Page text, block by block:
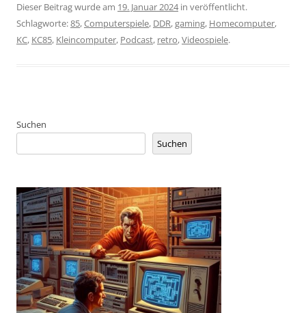
Dieser Beitrag wurde am 19. Januar 2024in veröffentlicht.
Schlagworte:85,Computerspiele, DDR,gaming, Homecomputer,
KC, KC85, Kleincomputer, Podcast, retro,Videospiele.
Suchen
Suchen